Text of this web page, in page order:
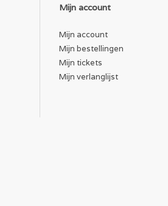
Mijn account
Mijn account
Mijn bestellingen
Mijn tickets
Mijn verlanglijst